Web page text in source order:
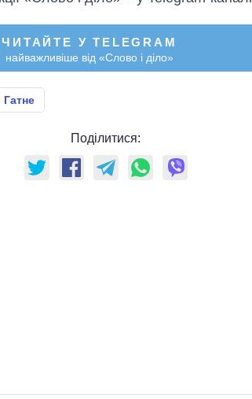
ЧИТАЙТЕ У TELEGRAM
найважливіше від «Слово і діло»
Гатне
Поділитися: